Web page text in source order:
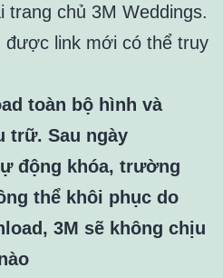
trang chủ 3M Weddings.
được link mới có thể truy
toàn bộ hình và
trữ. Sau ngày
động khóa, trường
thể khôi phục do
3M sẽ không chịu